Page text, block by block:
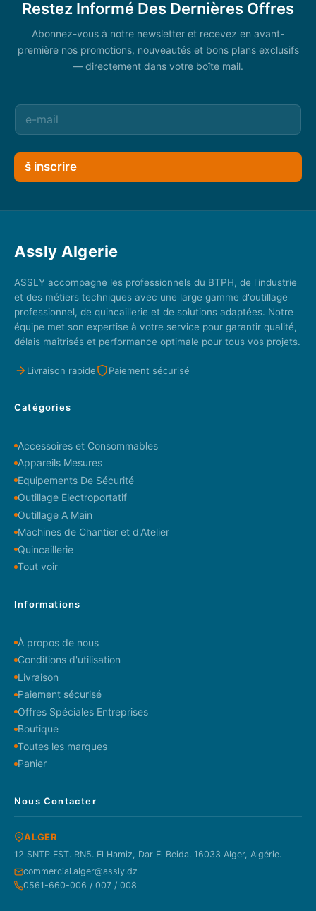
Restez Informé Des Dernières Offres
Abonnez-vous à notre newsletter et recevez en avant-
première nos promotions, nouveautés et bons plans exclusifs
— directement dans votre boîte mail.
š inscrire
Assly Algerie
ASSLY accompagne les professionnels du BTPH, de l'industrie
et des métiers techniques avec une large gamme d'outillage
professionnel, de quincaillerie et de solutions adaptées. Notre
équipe met son expertise à votre service pour garantir qualité,
délais maîtrisés et performance optimale pour tous vos projets.
Livraison rapide Paiement sécurisé
Catégories
Accessoires et Consommables
Appareils Mesures
Equipements De Sécurité
Outillage Electroportatif
Outillage A Main
Machines de Chantier et d'Atelier
Quincaillerie
Tout voir
Informations
À propos de nous
Conditions d'utilisation
Livraison
Paiement sécurisé
Offres Spéciales Entreprises
Boutique
Toutes les marques
Panier
Nous Contacter
ALGER
12 SNTP EST. RN5. El Hamiz, Dar El Beida. 16033 Alger, Algérie.
commercial.alger@assly.dz
0561-660-006 / 007 / 008